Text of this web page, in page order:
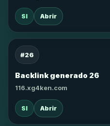
SI Abrir
#26
Backlink generado 26
116.xg4ken.com
SI Abrir